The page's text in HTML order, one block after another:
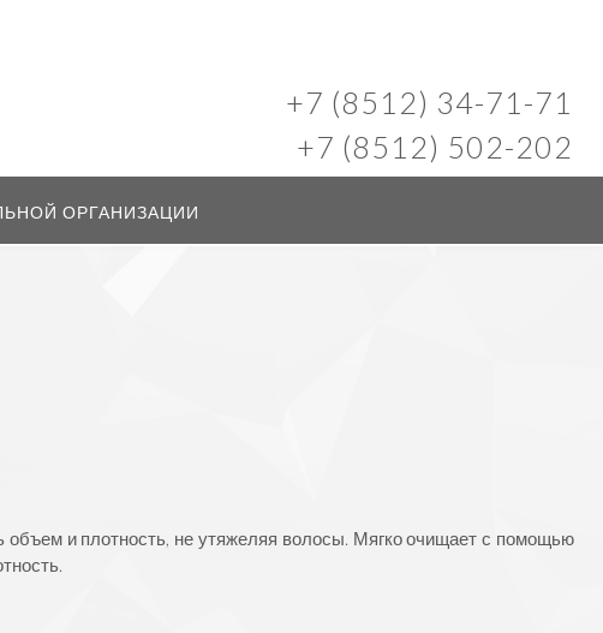
+7 (8512) 34-71-71
+7 (8512) 502-202
ОРГАНИЗАЦИИ
и плотность, не утяжеляя волосы. Мягко очищает с помощью